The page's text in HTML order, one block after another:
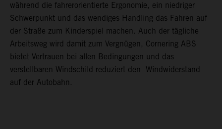
während die fahrerorientierte Ergonomie, ein niedriger
Schwerpunkt und das wendiges Handling das Fahren auf
der Straße zum Kinderspiel machen. Auch der tägliche
Arbeitsweg wird damit zum Vergnügen, Cornering ABS
bietet Vertrauen bei allen Bedingungen und das
verstellbaren Windschild reduziert den Windwiderstand
auf der Autobahn.